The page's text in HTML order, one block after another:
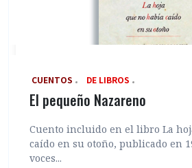
‎ CUENTOS DE LIBROS
El pequeño Nazareno
Cuento incluido en el libro La
caído en su otoño, publicado en
voces...